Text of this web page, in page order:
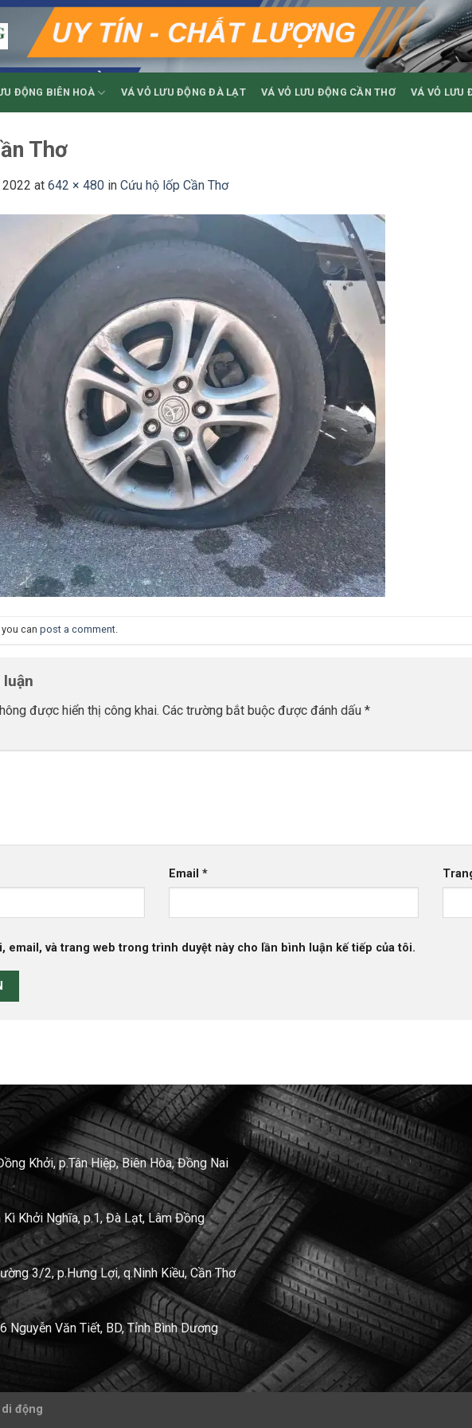
ĐỘNG BIÊN HOÀ VÁ VỎ LƯU ĐỘNG ĐÀ LẠT VÁ VỎ LƯU ĐỘNG CẦN THƠ VÁ VỎ LƯU
Thơ
2022 at 642 × 480 in Cứu hộ lốp Cần Thơ
can post a comment
được hiển thị công khai. Các trường bắt buộc được đánh dấu *
Email*
email, và trang web trong trình duyệt này cho lần bình luận kế tiếp của tôi.
Khởi, p.Tân Hiệp, Biên Hòa, Đồng Nai
Khởi Nghĩa, p.1, Đà Lạt, Lâm Đồng
3/2, p.Hưng Lợi, q.Ninh Kiều, Cần Thơ
Nguyễn Văn Tiết, BD, Tỉnh Bình Dương
di động